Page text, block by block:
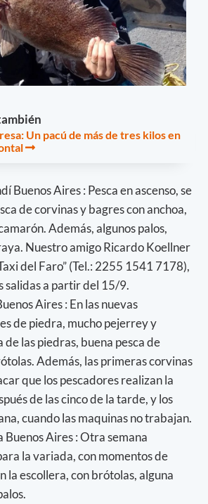
Un pacú de más de tres kilos en
Buenos Aires : Pesca en ascenso, se
de corvinas y bagres con anchoa,
Además, algunos palos,
Nuestro amigo Ricardo Koellner
del Faro” (Tel.: 2255 1541 7178),
salidas a partir del 15/9.
Aires : En las nuevas
de piedra, mucho pejerrey y
las piedras, buena pesca de
Además, las primeras corvinas
que los pescadores realizan la
de las cinco de la tarde, y los
cuando las maquinas no trabajan.
Aires : Otra semana
la variada, con momentos de
la escollera, con brótolas, alguna